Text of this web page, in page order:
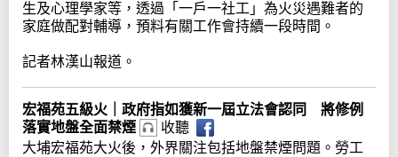
生及心理學家等，透過「一戶一社工」為火災遇難者的
家庭做配對輔導，預料有關工作會持續一段時間。
記者林漢山報道。
宏福苑五級火｜政府指如獲新一屆立法會認同 將修例
落實地盤全面禁煙
收聽
大埔宏福苑大火後，外界關注包括地盤禁煙問題。勞工